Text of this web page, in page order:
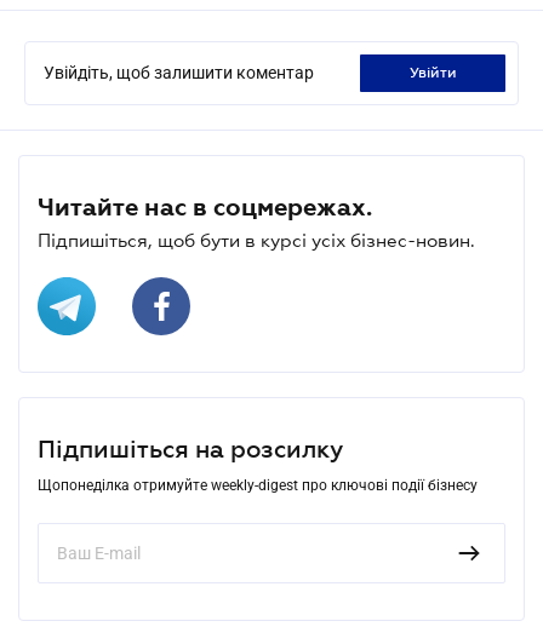
Увійдіть, щоб залишити коментар увійти
Читайте нас в соцмережах.
Підпишіться, щоб бути в курсі усіх бізнес-новин.
Підпишіться на розсилку
Щопонеділка отримуйте weekly-digest про ключові події бізнесу